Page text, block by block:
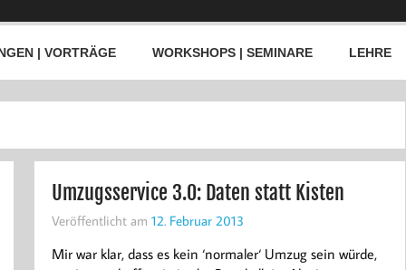
| VORTRÄGE WORKSHOPS | SEMINARE LEHRE
Umzugsservice 3.0: Daten statt Kisten
Veröffentlicht am 12. Februar 2013
Mir war klar, dass es kein ‘normaler‘ Umzug sein würde,